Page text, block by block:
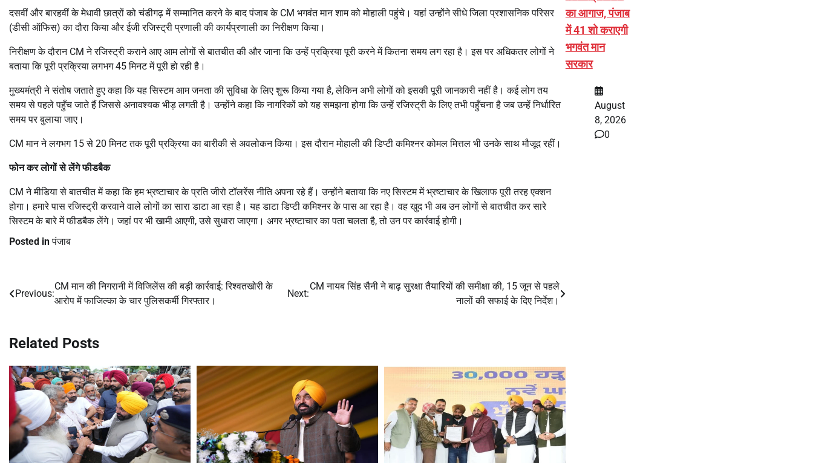
दसवीं और बारहवीं के मेधावी छात्रों को चंडीगढ़ में सम्मानित करने के बाद पंजाब के CM भगवंत मान शाम को मोहाली पहुंचे। यहां उन्होंने सीधे जिला प्रशासनिक परिसर
(डीसी ऑफिस) का दौरा किया और ईजी रजिस्ट्री प्रणाली की कार्यप्रणाली का निरीक्षण किया।
निरीक्षण के दौरान CM ने रजिस्ट्री कराने आए आम लोगों से बातचीत की और जाना कि उन्हें प्रक्रिया पूरी करने में कितना समय लग रहा है। इस पर अधिकतर लोगों ने
बताया कि पूरी प्रक्रिया लगभग 45 मिनट में पूरी हो रही है।
मुख्यमंत्री ने संतोष जताते हुए कहा कि यह सिस्टम आम जनता की सुविधा के लिए शुरू किया गया है, लेकिन अभी लोगों को इसकी पूरी जानकारी नहीं है। कई लोग तय
समय से पहले पहुँच जाते हैं जिससे अनावश्यक भीड़ लगती है। उन्होंने कहा कि नागरिकों को यह समझना होगा कि उन्हें रजिस्ट्री के लिए तभी पहुँचना है जब उन्हें निर्धारित
समय पर बुलाया जाए।
CM मान ने लगभग 15 से 20 मिनट तक पूरी प्रक्रिया का बारीकी से अवलोकन किया। इस दौरान मोहाली की डिप्टी कमिश्नर कोमल मित्तल भी उनके साथ मौजूद रहीं।
फोन कर लोगों से लेंगे फीडबैक
CM ने मीडिया से बातचीत में कहा कि हम भ्रष्टाचार के प्रति जीरो टॉलरेंस नीति अपना रहे हैं। उन्होंने बताया कि नए सिस्टम में भ्रष्टाचार के खिलाफ पूरी तरह एक्शन
होगा। हमारे पास रजिस्ट्री करवाने वाले लोगों का सारा डाटा आ रहा है। यह डाटा डिप्टी कमिश्नर के पास आ रहा है। वह खुद भी अब उन लोगों से बातचीत कर सारे
सिस्टम के बारे में फीडबैक लेंगे। जहां पर भी खामी आएगी, उसे सुधारा जाएगा। अगर भ्रष्टाचार का पता चलता है, तो उन पर कार्रवाई होगी।
Posted inपंजाब
Post
Previous:
CM मान की निगरानी में विजिलेंस की बड़ी कार्रवाई: रिश्वतखोरी के
आरोप में फाजिल्का के चार पुलिसकर्मी गिरफ्तार।
Next:
CM नायब सिंह सैनी ने बाढ़ सुरक्षा तैयारियों की समीक्षा की, 15 जून से पहले
नालों की सफाई के दिए निर्देश।
Related Posts
का आगाज, पंजाब
में 41 शो कराएगी
भगवंत मान
सरकार
August
8, 2026
0